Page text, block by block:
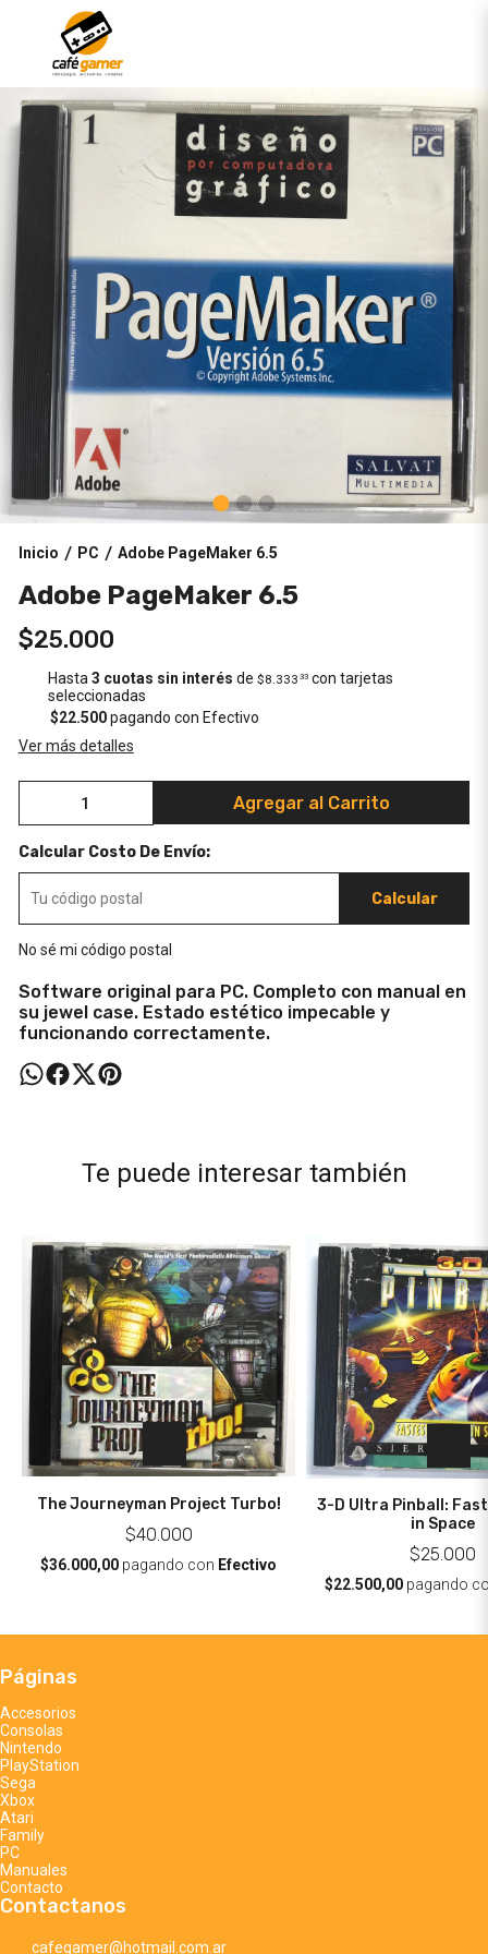
Inicio / PC / Adobe PageMaker 6.5
Adobe PageMaker 6.5
$25.000
Hasta3 cuotas sin interés de$8.333 33 con tarjetas
seleccionadas
$22.500pagando con Efectivo
Ver más detalles
Agregar al Carrito
Calcular Costo De Envío:
Calcular
No sé mi código postal
Software original para PC. Completo con manual en
su jewel case. Estado estético impecable y
funcionando correctamente.
Te puede interesar también
The Journeyman Project Turbo!
$40.000
$36.000,00 pagando con Efectivo
3-D Ultra Pinball:
in Space
$25.000
$22.500,00 pagando
Páginas
Accesorios
Consolas
Nintendo
PlayStation
Sega
Xbox
Atari
Family
PC
Manuales
Contacto
Contactanos
cafegamer@hotmail.com.ar